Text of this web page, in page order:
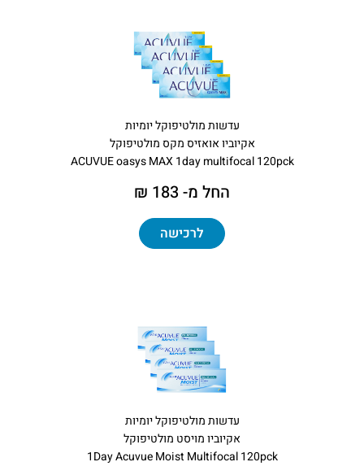
עדשות מולטיפוקל יומיות
אקיוביו אואזיס מקס מולטיפוקל
ACUVUE oasys MAX 1day multifocal 120pck
החל מ- 183 ₪
לרכישה
עדשות מולטיפוקל יומיות
אקיוביו מויסט מולטיפוקל
1Day Acuvue Moist Multifocal 120pck